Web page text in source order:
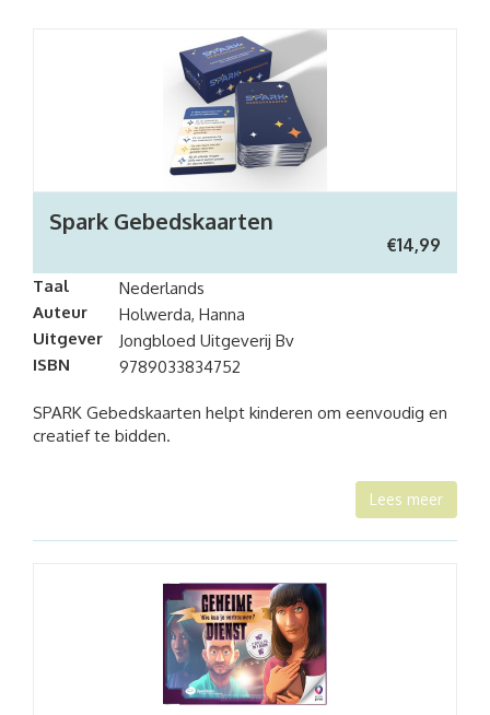
Spark Gebedskaarten
€14,99
Taal
Nederlands
Auteur
Holwerda, Hanna
Uitgever
Jongbloed Uitgeverij Bv
ISBN
9789033834752
SPARK Gebedskaarten helpt kinderen om eenvoudig en
creatief te bidden.
Lees meer